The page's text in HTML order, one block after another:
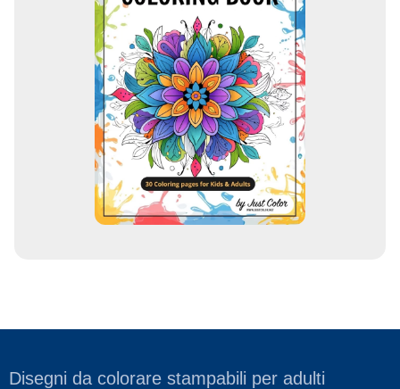
Disegni da colorare stampabili per adulti